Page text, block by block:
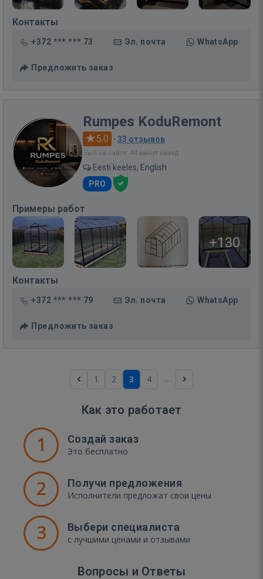
Контакты
+372 *** *** 73 Эл. почта WhatsApp
Предложить заказ
Rumpes KoduRemont
5.0 · 33 отзывов
Был на сайте: 44 минут назад
Eesti keeles, English
PRO
Примеры работ
+130
Контакты
+372 *** *** 79 Эл. почта WhatsApp
Предложить заказ
1 2 3 4 ...
Как это работает
1 Создай заказ
Это бесплатно
2 Получи предложения
Исполнители предложат свои цены
3 Выбери специалиста
с лучшими ценами и отзывами
Вопросы и Ответы